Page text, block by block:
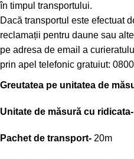
în timpul transportului.
Dacă transportul este efectuat
reclamații pentru daune sau
pe adresa de email a
prin apel telefonic gratuiut:
Greutatea pe unitatea de
Unitate de măsură cu ridicata-
Pachet de transport- 20m